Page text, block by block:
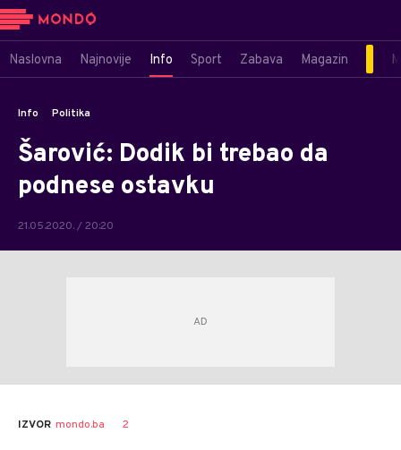
Naslovna Najnovije Info Sport Zabava Magazin
Info Politika
Šarović: Dodik bi trebao da
podnese ostavku
21.05.2020. / 20:20
AUTOR Tanjug
IZVOR mondo.ba 2